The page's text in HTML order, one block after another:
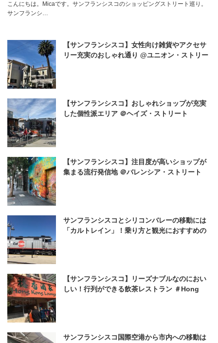
こんにちは。Micaです。サンフランシスコのショッピングストリート巡り。
サンフランシ…
【サンフランシスコ】女性向け雑貨やアクセサ
リー充実のおしゃれ通り @ユニオン・ストリー
【サンフランシスコ】おしゃれショップが充実
した個性派エリア ＠ヘイズ・ストリート
【サンフランシスコ】注目度が高いショップが
集まる流行発信地 ＠バレンシア・ストリート
サンフランシスコとシリコンバレーの移動には
「カルトレイン」！乗り方と観光におすすめの
【サンフランシスコ】リーズナブルなのにおい
しい！行列ができる飲茶レストラン ＃Hong
サンフランシスコ国際空港から市内への移動は